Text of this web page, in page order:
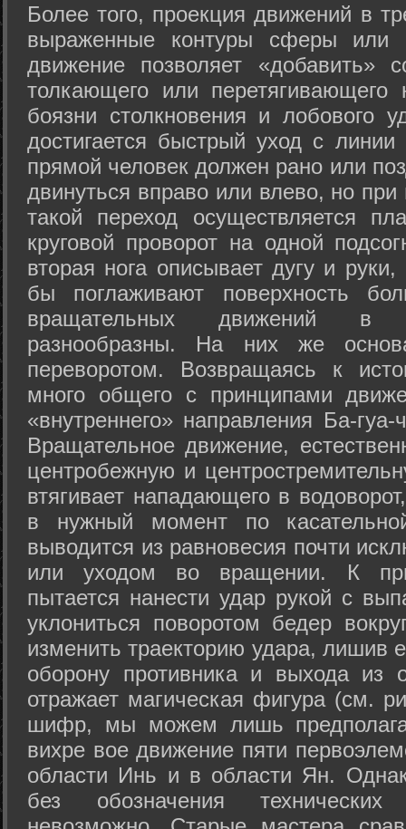
Более того, проекция движений в
выраженные контуры сферы или
движение позволяет «добавить»
толкающего или перетягивающего
боязни столкновения и лобового
достигается быстрый уход с
прямой человек должен рано или
двинуться вправо или влево, но
такой переход осуществляется
круговой проворот на одной
вторая нога описывает дугу и
бы поглаживают поверхность
вращательных движений в
разнообразны. На них же
переворотом. Возвращаясь к
много общего с принципами
«внутреннего» направления Ба-
Вращательное движение,
центробежную и
втягивает нападающего в
в нужный момент по
выводится из равновесия почти
или уходом во вращении. К
пытается нанести удар рукой с
уклониться поворотом бедер
изменить траекторию удара, лишив
оборону противника и выхода из
отражает магическая фигура (см.
шифр, мы можем лишь
вихре вое движение пяти
области Инь и в области Ян.
без обозначения